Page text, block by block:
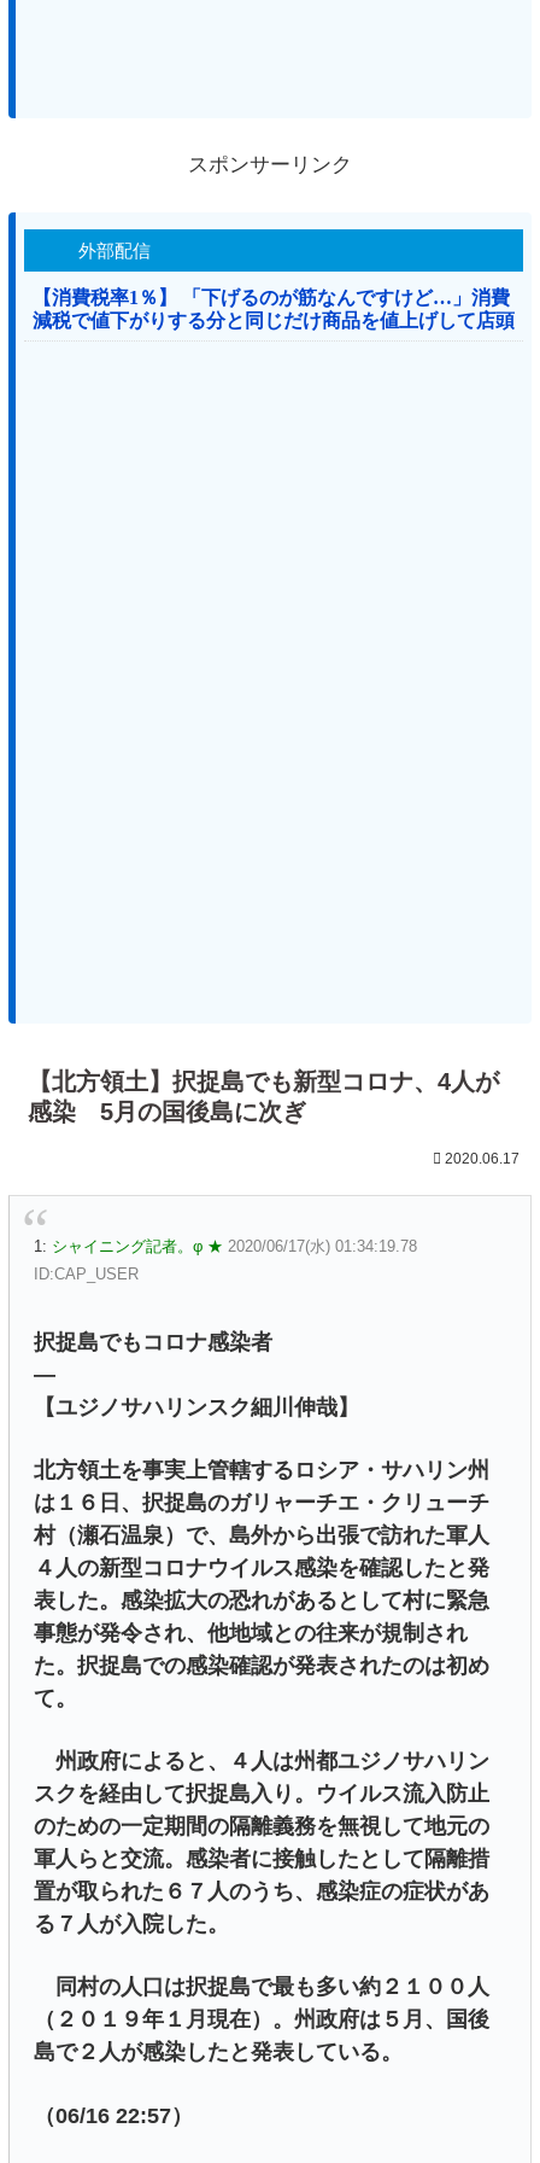
スポンサーリンク
外部配信
【消費税率1％】 「下げるのが筋なんですけど…」消費
減税で値下がりする分と同じだけ商品を値上げして店頭
価格を変えない店も
【北方領土】択捉島でも新型コロナ、4人が
感染 5月の国後島に次ぎ
2020.06.17
1: シャイニング記者。φ ★ 2020/06/17(水) 01:34:19.78
ID:CAP_USER
択捉島でもコロナ感染者
—
【ユジノサハリンスク細川伸哉】
北方領土を事実上管轄するロシア・サハリン州
は１６日、択捉島のガリャーチエ・クリューチ
村（瀬石温泉）で、島外から出張で訪れた軍人
４人の新型コロナウイルス感染を確認したと発
表した。感染拡大の恐れがあるとして村に緊急
事態が発令され、他地域との往来が規制され
た。択捉島での感染確認が発表されたのは初め
て。
州政府によると、４人は州都ユジノサハリン
スクを経由して択捉島入り。ウイルス流入防止
のための一定期間の隔離義務を無視して地元の
軍人らと交流。感染者に接触したとして隔離措
置が取られた６７人のうち、感染症の症状があ
る７人が入院した。
同村の人口は択捉島で最も多い約２１００人
（２０１９年１月現在）。州政府は５月、国後
島で２人が感染したと発表している。
（06/16 22:57）